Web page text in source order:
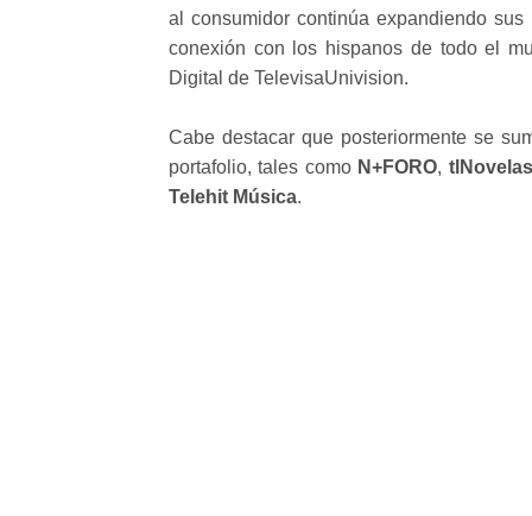
al consumidor continúa expandiendo
conexión con los hispanos de todo el
Digital de TelevisaUnivision.
Cabe destacar que posteriormente se
portafolio, tales como N+FORO, tlNovelas
Telehit Música.